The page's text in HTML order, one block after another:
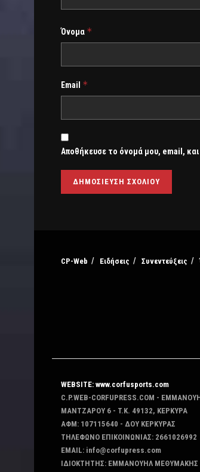
Όνομα *
Email *
Αποθήκευσε το όνομά μου, email,
CP-Web Ειδήσεις Συνεντεύξεις
WEBSITE: www.corfusports.com
C.P.WEB-CORFUPRESS.COM -
MANTZAΡΟΥ 6 - T.K. 49132, ΚΕΡΚΥΡΑ
ΑΦΜ: 107115640 - ΔΟΥ ΚΕΡΚΥΡΑΣ
ΤΗΛΕΦΩΝΟ ΕΠΙΚΟΙΝΩΝΙΑΣ: 2661026992
EMAIL: info@corfupress.com
ΙΔΙΟΚΤΗΤΗΣ: EMMANOYΗΛ ΜΕΘΥΜΑΚΗΣ